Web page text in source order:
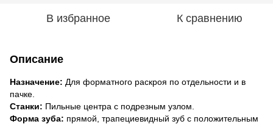
В избранное К сравнению
Описание
Назначение: Для форматного раскроя по отдельности и в
пачке.
Станки: Пильные центра с подрезным узлом.
Форма зуба: прямой, трапециевидный зуб с положительным